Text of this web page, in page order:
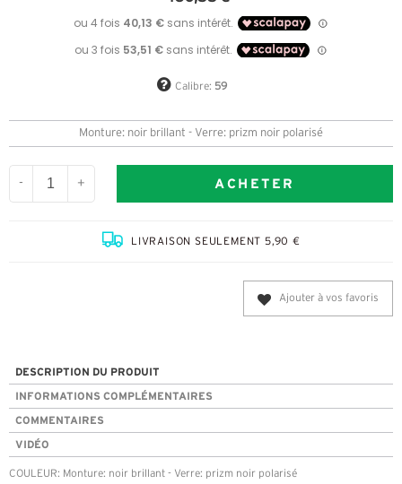
Calibre: 59
Monture: noir brillant - Verre: prizm noir polarisé
- + ACHETER
LIVRAISON SEULEMENT 5,90 €
Ajouter à vos favoris
DESCRIPTION DU PRODUIT
INFORMATIONS COMPLÉMENTAIRES
COMMENTAIRES
VIDÉO
COULEUR: Monture: noir brillant - Verre: prizm noir polarisé